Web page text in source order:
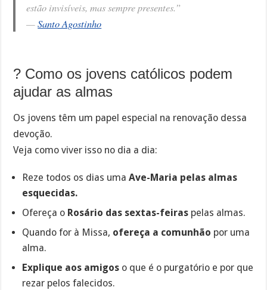
estão invisíveis, mas sempre presentes.”
—Santo Agostinho
? Como os jovens católicos podem
ajudar as almas
Os jovens têm um papel especial na renovação dessa
devoção.
Veja como viver isso no dia a dia:
Reze todos os dias umaAve-Maria pelas almas
esquecidas.
Ofereça o Rosário das sextas-feiras pelas almas.
Quando for à Missa, ofereça a comunhão por uma
alma.
Explique aos amigos o que é o purgatório e por que
rezar pelos falecidos.